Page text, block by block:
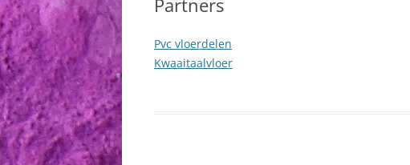
Partners
Pvc vloerdelen
Kwaaitaalvloer